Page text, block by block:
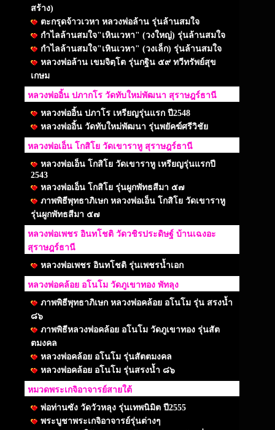
สร้าง)
ตะกรุดจ้าวเวหา หลวงพ่อล้าน รุ่นล้านสมใจ
กำไลล้านสมใจ"เหินเวหา" (วงใหญ่) รุ่นล้านสมใจ
กำไลล้านสมใจ"เหินเวหา" (วงเล็ก) รุ่นล้านสมใจ
หลวงพ่อล้าน เขมจิตฺโต รุ่นกฐิน ๕๙ ทวีทรัพย์สุข
เกษม
หลวงพ่ออิ้น ปภากโร วัดทับใหม่พัฒนา สุราษฎร์ธานี
หลวงพ่ออิ้น ปภาโร เหรียญรุ่นแรก ปี2548
หลวงพ่ออิ้น วัดทับใหม่พัฒนา รุ่นพยัคฆ์ศรีวิชัย
หลวงพ่อเอ็น โกสิโย วัดเขาราหู สุราษฎร์ธานี
หลวงพ่อเอ็น โกสิโย วัดเขาราหู เหรียญรุ่นแรกปี
2543
หลวงพ่อเอ็น โกสิโย รุ่นผูกพัทธสีมา ๕๗
ภาพพิธีพุทธาภิเษก หลวงพ่อเอ็น โกสิโย วัดเขาราหู
รุ่นผูกพัทธสีมา ๕๗
หลวงพ่อเพชร อินทโชติ วัดวชิรประดิษฐ์ บ้านเฉงอะ
สุราษฎร์ธานี
หลวงพ่อเพชร อินทโชติ รุ่นเพชรน้ำเอก
หลวงพ่อคล้อย อโนโม วัดภูเขาทอง พัทลุง
ภาพพิธีพุทธาภิเษก หลวงพ่อคล้อย อโนโม รุ่น สรงน้ำ
๘๖
ภาพพิธีหลวงพ่อคล้อย อโนโม วัดภูเขาทอง รุ่นสัต
ตมงคล
หลวงพ่อคล้อย อโนโม รุ่นสัตตมงคล
หลวงพ่อคล้อย อโนโม รุ่นสรงน้ำ ๘๖
หมวดพระเกจิอาจารย์สายใต้
พ่อท่านซัง วัดวัวหลุง รุ่นเทพนิมิต ปี2555
พระบูชาพระเกจิอาจารย์รุ่นต่างๆ